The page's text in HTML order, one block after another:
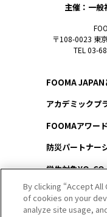
主催：一般
〒108-0023 東
TEL 03-
FOOMA JAPAN
アカデミックプ
FOOMAアワード
防災パートナー
学生対象YO-
（ようこそ）
会場アクセス
By clicking “Accept
of cookies on your
analyze site usage,